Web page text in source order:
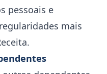
pessoais e
mais